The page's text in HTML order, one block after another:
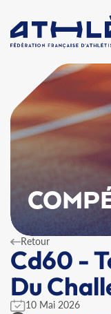
Retour
Cd60 -
Du
10 Mai 2026